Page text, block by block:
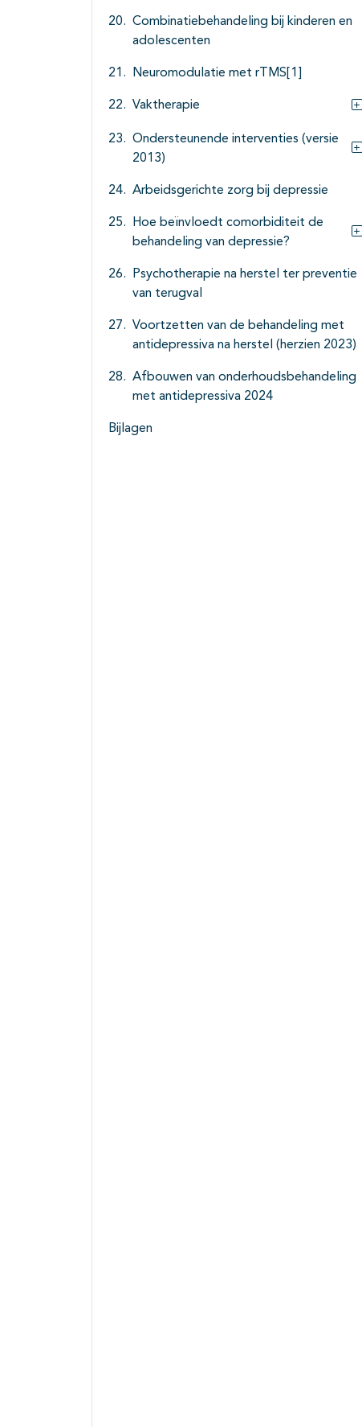
Combinatiebehandeling bij kinderen en
adolescenten
Neuromodulatie met rTMS[1]
Vaktherapie
Ondersteunende interventies (versie
2013)
Arbeidsgerichte zorg bij depressie
Hoe beïnvloedt comorbiditeit de
behandeling van depressie?
Psychotherapie na herstel ter preventie
van terugval
Voortzetten van de behandeling met
antidepressiva na herstel (herzien 2023)
Afbouwen van onderhoudsbehandeling
met antidepressiva 2024
Bijlagen